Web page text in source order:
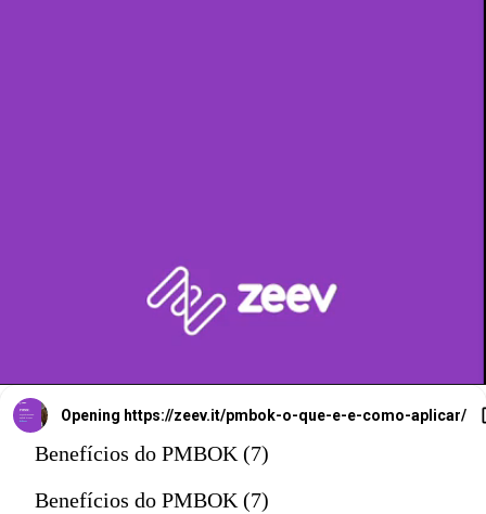
Opening https://zeev.it/pmbok-o-que-e-e-como-aplicar/
Benefícios do PMBOK (7)
Benefícios do PMBOK (7)